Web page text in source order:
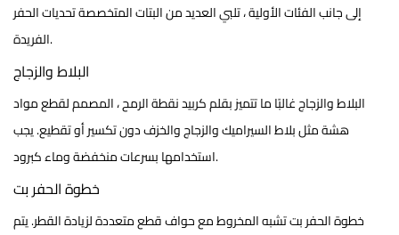
إلى جانب الفئات الأولية ، تلبي العديد من البتات المتخصصة تحديات الحفر
الفريدة.
البلاط والزجاج
البلاط والزجاجغالبًا ما تتميز بقلم كربيد نقطة الرمح ، المصمم لقطع مواد
هشة مثل بلاط السيراميك والزجاج والخزف دون تكسير أو تقطيع. يجب
استخدامها بسرعات منخفضة وماء كبرود.
خطوة الحفر بت
خطوة الحفر بتتشبه المخروط مع حواف قطع متعددة لزيادة القطر. يتم